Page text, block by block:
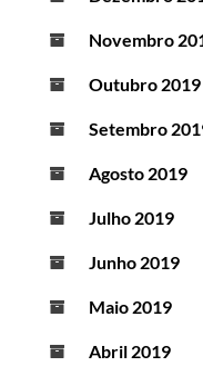
Novembro
Outubro 2019
Setembro
Agosto 2019
Julho 2019
Junho 2019
Maio 2019
Abril 2019